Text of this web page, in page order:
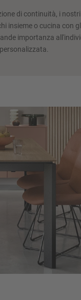
di continuità, i
insieme o cucina con
importanza